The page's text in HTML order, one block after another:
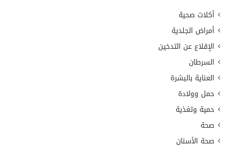
أكلات صحية
أمراض الجلدية
الإقلاع عن التدخين
السرطان
العناية بالبشرة
حمل وولادة
حمية وتغذية
صحة
صحة الأسنان